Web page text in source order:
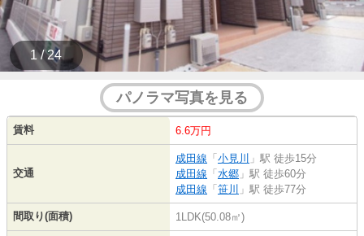
1 / 24
パノラマ写真を見る
賃料 6.6万円
交通
成田線 「小見川 」駅 徒歩15分
成田線 「水郷 」駅 徒歩60分
成田線 「笹川 」駅 徒歩77分
間取り(面積) 1LDK(50.08㎡)